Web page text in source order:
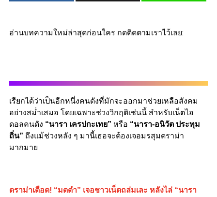
อ่านบทความใหม่ล่าสุดก่อนใคร กดติดตามเราไว้เลย:
เรียกได้ว่าเป็นอีกหนึ่งคนดังที่มักจะออกมาช่วยเหลือสังคม
อย่างสม่ำเสมอ โดยเฉพาะช่วงวิกฤติเช่นนี้ สำหรับเน็ตไอ
ดอลคนดัง “นารา เครปกะเทย” หรือ “นารา-อนิวัต ประทุม
ถิ่น” ถึงแม้ช่วงหลัง ๆ มานี้เธอจะต้องเจอมรสุมดราม่า
มากมาย
ดราม่าเดือด! “มดดำ” เจอชาวเน็ตถล่มเละ หลังไล่ “นารา